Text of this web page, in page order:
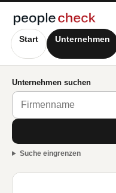
Start Unternehmen
Unternehmen suchen
Suche eingrenzen